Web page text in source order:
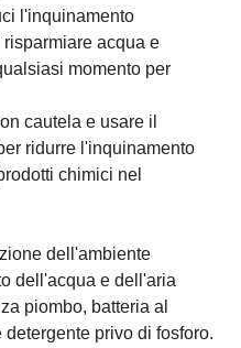
l'inquinamento
acqua e
momento per
cautela e usare il
ridurre l'inquinamento
chimici nel
dell'ambiente
dell'acqua e dell'aria
piombo, batteria al
privo di fosforo.